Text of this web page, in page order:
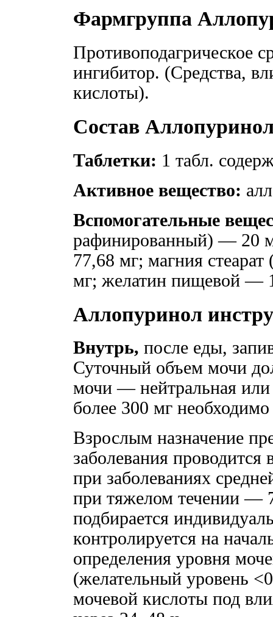
Фармгруппа
Противоподагрическое
ингибитор. (Средства,
кислоты).
Состав
Таблетки: 1 табл.
Активное вещество:
Вспомогательные
рафинированный) — 20
77,68 мг; магния
мг; желатин пищевой —
Аллопуринол
Внутрь, после еды,
Суточный объем мочи
мочи — нейтральная
более 300 мг
Взрослым назначение
заболевания проводится
при заболеваниях
при тяжелом течении —
подбирается
контролируется на
определения уровня
(желательный уровень
мочевой кислоты под